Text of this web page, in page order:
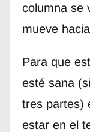
columna se
mueve
Para que
esté sana
tres partes)
estar en el